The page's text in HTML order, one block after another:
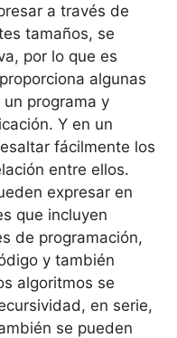
a través de
tamaños, se
por lo que es
algunas
programa y
Y en un
fácilmente los
entre ellos.
expresar en
que incluyen
de programación,
y también
algoritmos se
en serie,
se pueden